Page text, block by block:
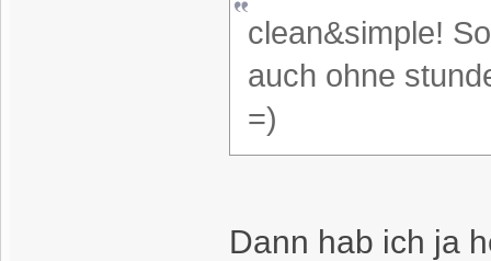
clean&simple!
auch ohne
=)
Dann hab ich ja